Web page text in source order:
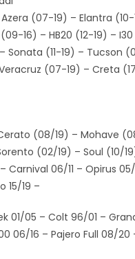
(07-19) – Elantra (10-
16) – HB20 (12-19) –
Sonata (11-19) – Tucson
(07-19) – Creta
(08/19) – Mohave
(02/19) – Soul (10/
Carnival 06/11 – Opirus
15/19 –
01/05 – Colt 96/01 –
06/16 – Pajero Full 08/20